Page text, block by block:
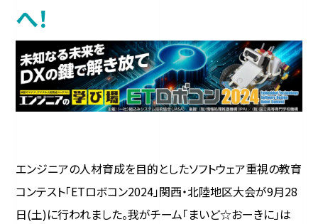
へ！
エンジニアの人材育成を目的としたソフトウェア重視の教育
コンテスト「ETロボコン2024」関西・北陸地区大会が9月28
日(土)に行われました。我がチーム「まいど☆おーきに」は